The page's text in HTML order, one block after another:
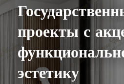
проекты с
эстетику